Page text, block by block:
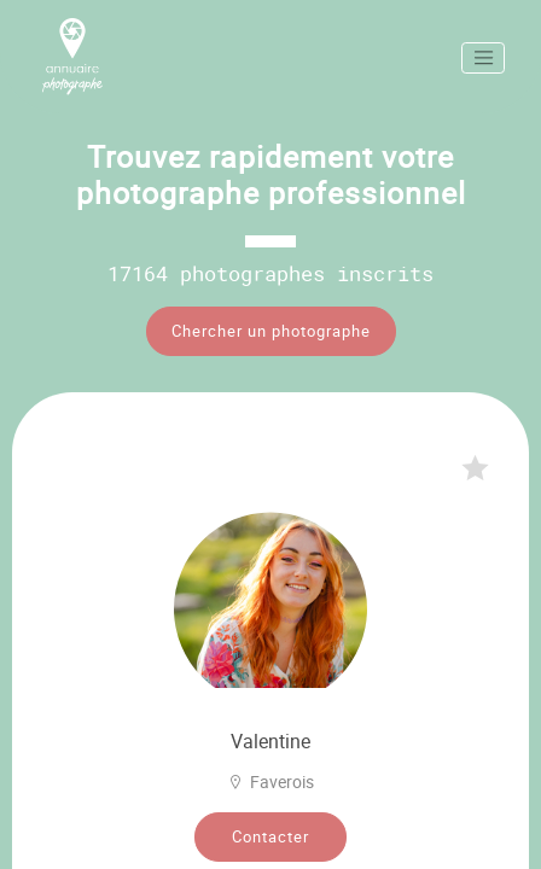
Trouvez rapidement votre
photographe professionnel
17164 photographes inscrits
Chercher un photographe
Valentine
Faverois
Contacter